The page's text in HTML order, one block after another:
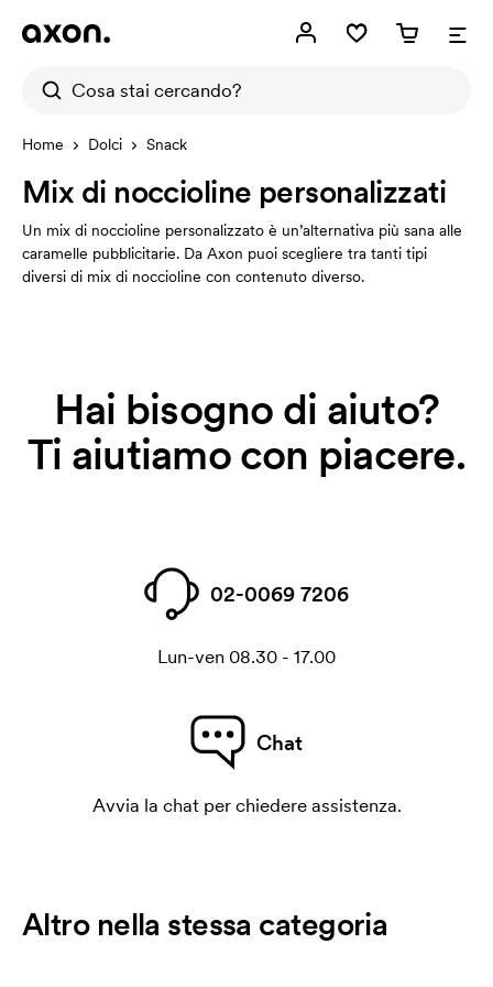
Home Dolci Snack
Mix di noccioline personalizzati
Un mix di noccioline personalizzato è un’alternativa più sana alle
caramelle pubblicitarie. Da Axon puoi scegliere tra tanti tipi
diversi di mix di noccioline con contenuto diverso.
Hai bisogno di aiuto?
Ti aiutiamo con piacere.
02-0069 7206
Lun-ven 08.30 - 17.00
Chat
Avvia la chat per chiedere assistenza.
Altro nella stessa categoria